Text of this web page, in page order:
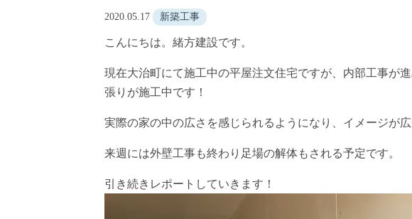
2020.05.17 新築工事
こんにちは。緒方建設です。
現在大治町にて施工中の平屋注文住宅ですが、内部工事が
張りが施工中です！
実際の家の中の広さを感じられるようになり、イメージが広
来週には外壁工事も終わり足場の解体もされる予定です。
引き続きレポートしていきます！